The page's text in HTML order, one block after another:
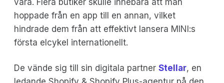
hoppade från en app till en annan, vilket
hindrade dem från att effektivt lansera MINI:s
första elcykel internationellt.
De vände sig till sin digitala partner Stellar, en